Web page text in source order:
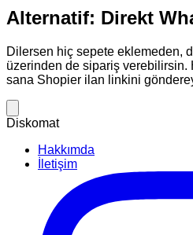
Alternatif: Direkt
Dilersen hiç sepete eklemeden,
üzerinden de sipariş verebilirsin.
sana Shopier ilan linkini
Diskomat
Hakkımda
İletişim